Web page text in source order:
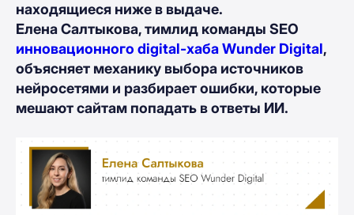
находящиеся ниже в выдаче.
Елена Салтыкова, тимлид команды SEO
инновационного digital-хаба Wunder Digital,
объясняет механику выбора источников
нейросетями и разбирает ошибки, которые
мешают сайтам попадать в ответы ИИ.